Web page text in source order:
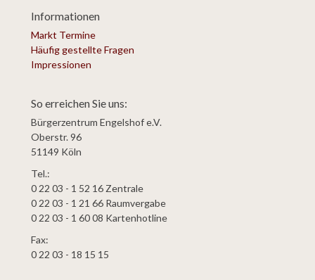
Informationen
Markt Termine
Häufig gestellte Fragen
Impressionen
So erreichen Sie uns:
Bürgerzentrum Engelshof e.V.
Oberstr. 96
51149 Köln
Tel.:
0 22 03 - 1 52 16 Zentrale
0 22 03 - 1 21 66 Raumvergabe
0 22 03 - 1 60 08 Kartenhotline
Fax:
0 22 03 - 18 15 15